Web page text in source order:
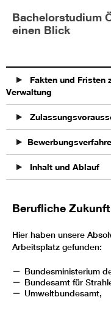
Bachelorstudium
einen Blick
Fakten und Fristen
Verwaltung
Inhalt und Ablauf
Berufliche Zukunft
Hier haben unsere
Arbeitsplatz gefunden:
Bundesministerium
Bundesamt für
Umweltbundesamt,